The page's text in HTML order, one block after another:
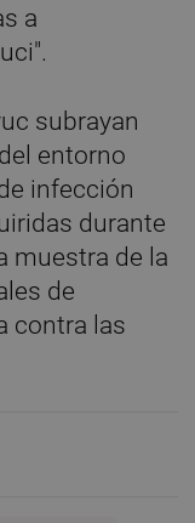
a
subrayan
entorno
infección
durante
muestra de la
de
contra las